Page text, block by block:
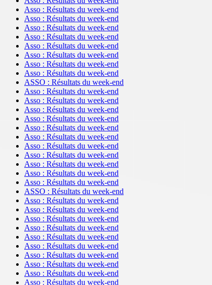
Asso : Résultats du week-end
Asso : Résultats du week-end
Asso : Résultats du week-end
Asso : Résultats du week-end
Asso : Résultats du week-end
Asso : Résultats du week-end
Asso : Résultats du week-end
Asso : Résultats du week-end
ASSO : Résultats du week-end
Asso : Résultats du week-end
Asso : Résultats du week-end
Asso : Résultats du week-end
Asso : Résultats du week-end
Asso : Résultats du week-end
Asso : Résultats du week-end
Asso : Résultats du week-end
Asso : Résultats du week-end
Asso : Résultats du week-end
Asso : Résultats du week-end
Asso : Résultats du week-end
ASSO : Résultats du week-end
Asso : Résultats du week-end
Asso : Résultats du week-end
Asso : Résultats du week-end
Asso : Résultats du week-end
Asso : Résultats du week-end
Asso : Résultats du week-end
Asso : Résultats du week-end
Asso : Résultats du week-end
Asso : Résultats du week-end
Asso : Résultats du week-end